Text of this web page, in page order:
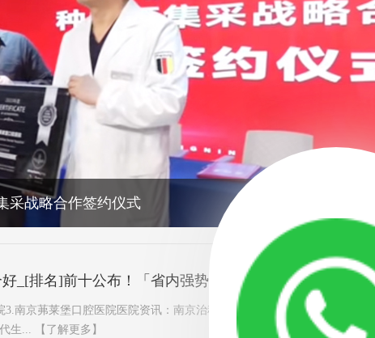
士格鲁纳特签约现场
_[排名]前十公布！「省内强势推荐」南京种植牙医
南京茀莱堡口腔医院医院资讯：南京治种植牙医院哪个好_[排名]前十公
生...
【了解更多】